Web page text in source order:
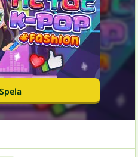
Spela